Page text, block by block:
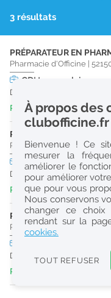
Réinitialiser
2
0
k
Consulter les
3 résultats
PRÉPARATEUR EN
Pharmacie d'Officine
CDI temps plein
Dès que possible
Publiée il y a 4 jour(s)
PHARMACIEN (H/F)
Pharmacie d'Officine|
CDD temps partiel
Du 31/08/26 au 27/02/27
Publiée il y a 4 jour(s)
PHARMACIEN (H/F)
Pharmacie d'Officine 52150
Dès que possible
Publiée il y a 4 jour(s)
À propos des
clubofficine.fr
Bienvenue ! Ce
mesurer la
améliorer le
pour améliorer
que pour vous
Nous conservons
changer ce
rendant sur la
cookies.
TOUT REFUSER